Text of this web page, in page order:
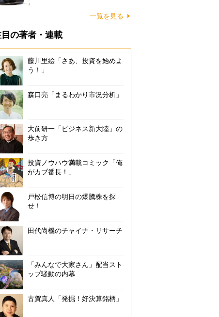
一覧を見る
の著者・連載
藤川里絵「さあ、投資を始めよ
う！」
森口亮「まるわかり市況分析」
大前研一「ビジネス新大陸」の
歩き方
投資ノウハウ満載コミック「俺
がカブ番長！」
戸松信博の明日の爆騰株を探
せ！
田代尚機のチャイナ・リサーチ
「みんなで大家さん」配当スト
ップ騒動の内幕
古賀真人「発掘！好決算銘柄」